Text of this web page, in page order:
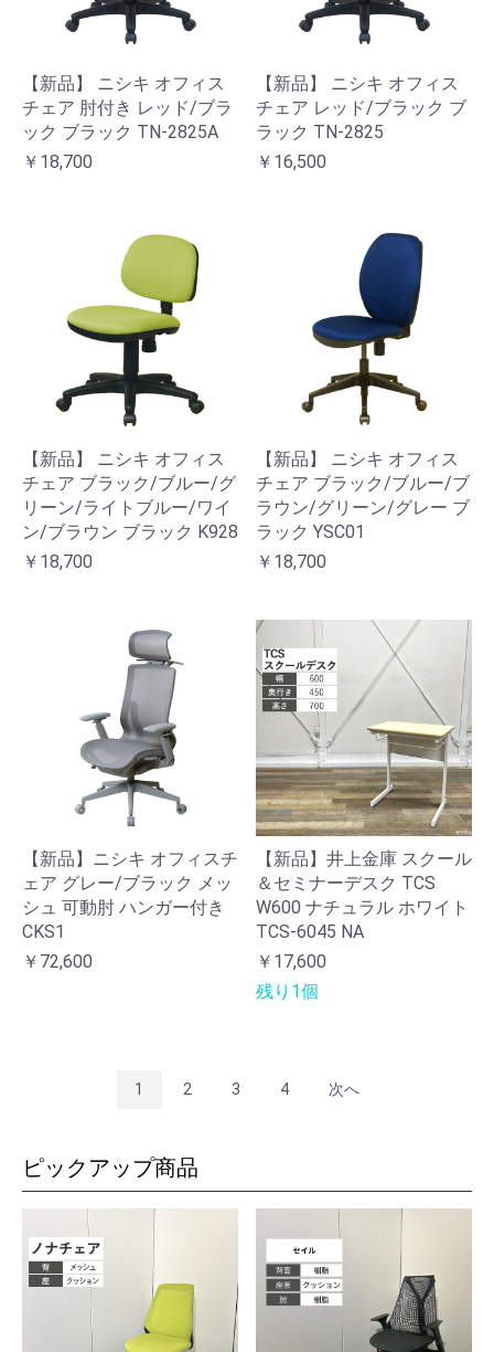
【新品】 ニシキ オフィス
チェア 肘付き レッド/ブラ
ック ブラック TN-2825A
￥18,700
【新品】 ニシキ オフィス
チェア レッド/ブラック ブ
ラック TN-2825
￥16,500
【新品】 ニシキ オフィス
チェア ブラック/ブルー/グ
リーン/ライトブルー/ワイ
ン/ブラウン ブラック K928
￥18,700
【新品】 ニシキ オフィス
チェア ブラック/ブルー/ブ
ラウン/グリーン/グレー ブ
ラック YSC01
￥18,700
【新品】ニシキ オフィスチ
ェア グレー/ブラック メッ
シュ 可動肘 ハンガー付き
CKS1
￥72,600
【新品】井上金庫 スクール
＆セミナーデスク TCS
W600 ナチュラル ホワイト
TCS-6045 NA
￥17,600
残り1個
1 2 3 4 次へ
ピックアップ商品